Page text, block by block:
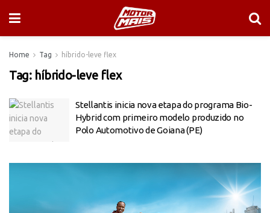
Home Tag híbrido-leve flex
Tag: híbrido-leve flex
Stellantis inicia nova etapa do programa Bio-
Hybrid com primeiro modelo produzido no
Polo Automotivo de Goiana (PE)